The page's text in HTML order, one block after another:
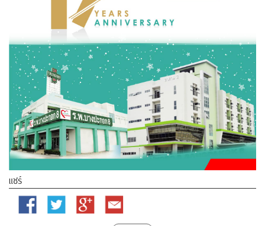
แชร์
Facebook Twitter
Google
Email